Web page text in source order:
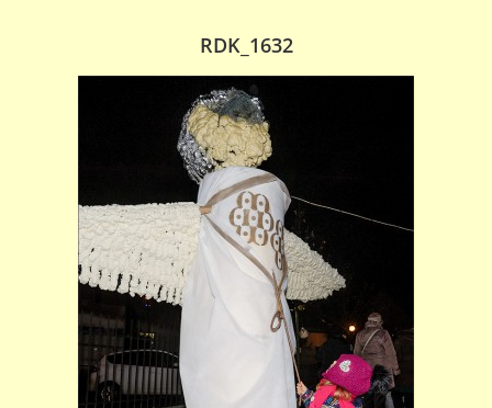
TALENTOVÉ ZKOUŠKY
STUDIJNÍ OBORY
GALERIE
RDK_1632